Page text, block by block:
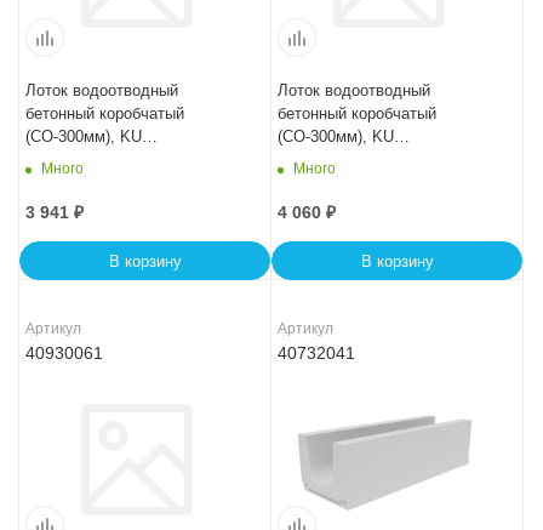
Лоток водоотводный
бетонный коробчатый
(СО-300мм), KU
100.44(30).31,5(25) - BGU, №
Много
3 941 ₽
В корзину
Лоток водоотводный
бетонный коробчатый
(СО-300мм), KU
100.44(30).34(27,5) - BGU, №
Много
4 060 ₽
В корзину
Артикул
40930061
Артикул
40732041